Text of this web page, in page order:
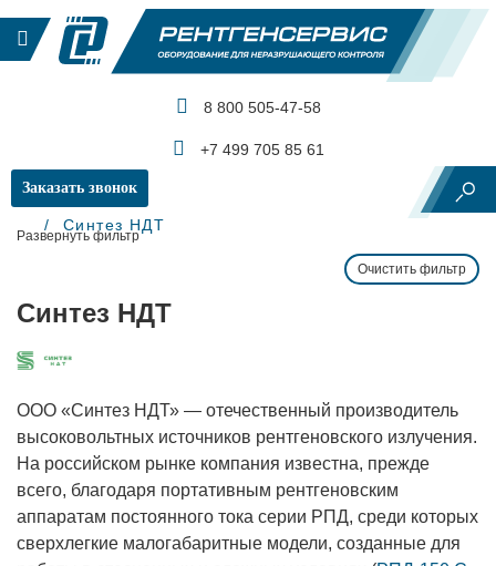
8 800 505-47-58
+7 499 705 85 61
Заказать звонок
Главная
Производители и бренды
Синтез НДТ
Развернуть фильтр
Очистить фильтр
Синтез НДТ
ООО «Синтез НДТ» — отечественный производитель
высоковольтных источников рентгеновского излучения.
На российском рынке компания известна, прежде
всего, благодаря портативным рентгеновским
аппаратам постоянного тока серии РПД, среди которых
сверхлегкие малогабаритные модели, созданные для